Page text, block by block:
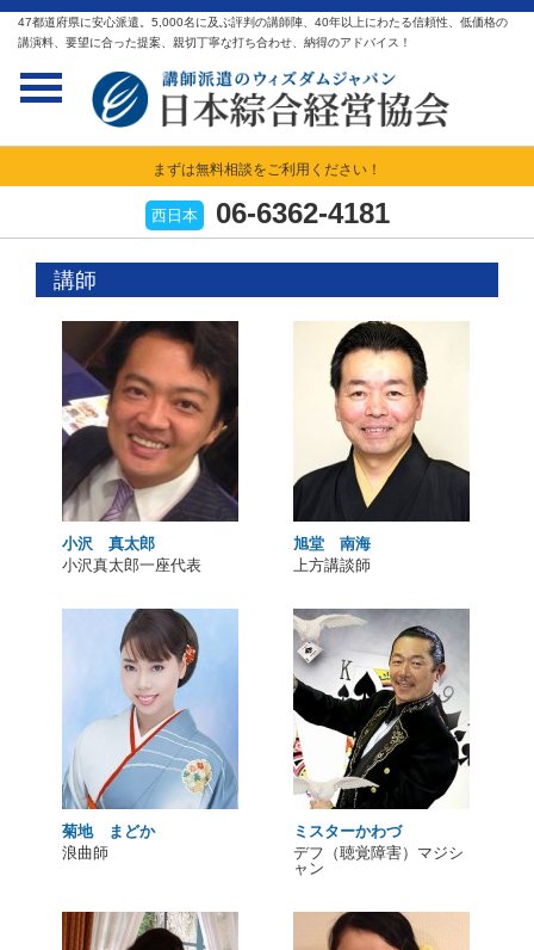
47都道府県に安心派遣。5,000名に及ぶ評判の講師陣、40年以上にわたる信頼性、低価格の
講演料、要望に合った提案、親切丁寧な打ち合わせ、納得のアドバイス！
まずは無料相談をご利用ください！
西日本 06-6362-4181
講師
小沢 真太郎
小沢真太郎一座代表
旭堂 南海
上方講談師
菊地 まどか
浪曲師
ミスターかわづ
デフ（聴覚障害）マジシ
ャン